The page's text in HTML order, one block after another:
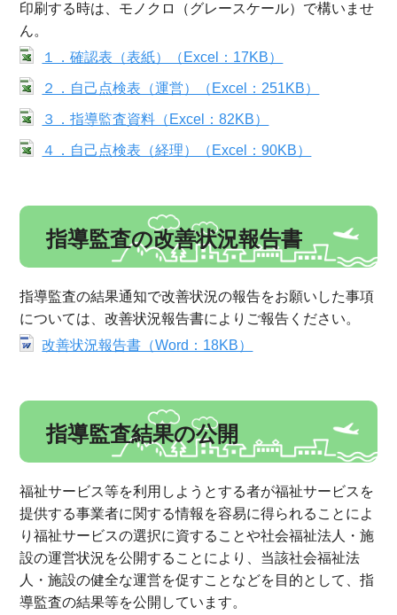
印刷する時は、モノクロ（グレースケール）で構いませ
ん。
１．確認表（表紙）（Excel：17KB）
２．自己点検表（運営）（Excel：251KB）
３．指導監査資料（Excel：82KB）
４．自己点検表（経理）（Excel：90KB）
指導監査の改善状況報告書
指導監査の結果通知で改善状況の報告をお願いした事項
については、改善状況報告書によりご報告ください。
改善状況報告書（Word：18KB）
指導監査結果の公開
福祉サービス等を利用しようとする者が福祉サービスを
提供する事業者に関する情報を容易に得られることによ
り福祉サービスの選択に資することや社会福祉法人・施
設の運営状況を公開することにより、当該社会福祉法
人・施設の健全な運営を促すことなどを目的として、指
導監査の結果等を公開しています。